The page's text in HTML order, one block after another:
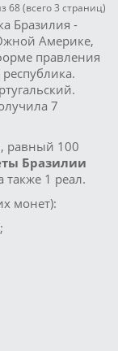
68 (всего 3 страниц)
Бразилия -
Америке,
правления
7
равный 100
Бразилии
1 реал.
монет):